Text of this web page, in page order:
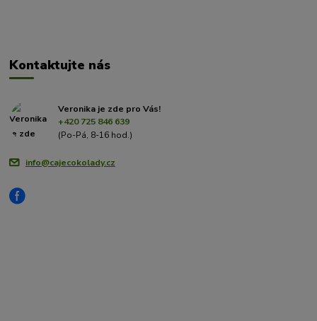
Kontaktujte nás
Veronika je zde pro Vás!
+420 725 846 639
(Po-Pá, 8-16 hod.)
info@cajecokolady.cz